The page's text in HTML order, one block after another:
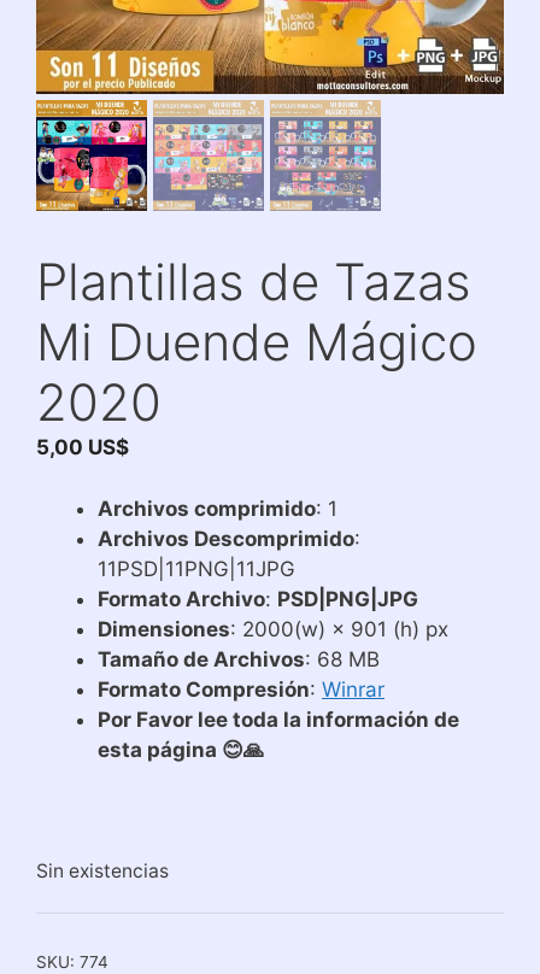
Plantillas de Tazas
Mi Duende Mágico
2020
5,00 US$
Archivos comprimido: 1
Archivos Descomprimido:
11PSD|11PNG|11JPG
Formato Archivo: PSD|PNG|JPG
Dimensiones: 2000(w) × 901 (h) px
Tamaño de Archivos: 68 MB
Formato Compresión: Winrar
Por Favor lee toda la información de
esta página 😊🙏
Sin existencias
SKU: 774